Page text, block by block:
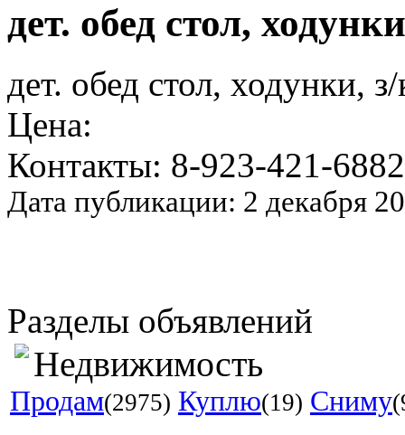
дет. обед стол,
дет. обед стол, ходунки,
Цена:
Контакты: 8-923-421-6882
Дата публикации: 2 декабря
Разделы объявлений
Недвижимость
Продам(2975) Куплю(19) Сниму